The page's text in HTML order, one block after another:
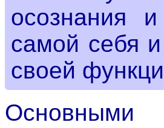
осознания
самой себя
своей
Основными